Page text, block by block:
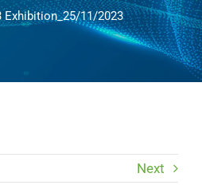
Exhibition_25/11/2023
Next